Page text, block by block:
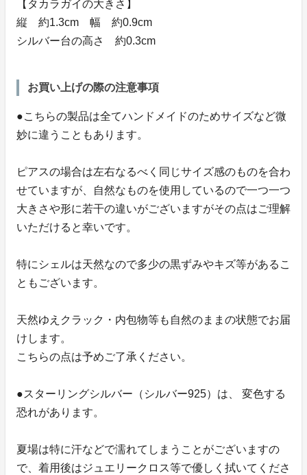
【タカラガイの大きさ】
縦 約1.3cm 幅 約0.9cm
シルバー台の高さ 約0.3cm
お買い上げの際の注意事項
●こちらの製品は全てハンドメイドのためサイズなど微
妙に違うこともあります。
ピアスの場合は左右なるべく同じサイズ感のものを合わ
せていますが、自然なものを使用しているので一つ一つ
大きさや形に若干の違いがございますがその点はご理解
いただけると幸いです。
特にシェルは天然なので多少の黒ずみやキズ等があるこ
ともございます。
天然ゆえクラック・内包物等も自然のままの状態でお届
けします。
こちらの点は予めご了承ください。
●スターリングシルバー（シルバー925）は、 変色する
恐れがあります。
夏場は特に汗などで濡れてしまうことがございますの
で、着用後はジュエリークロス等で優しく拭いてくださ